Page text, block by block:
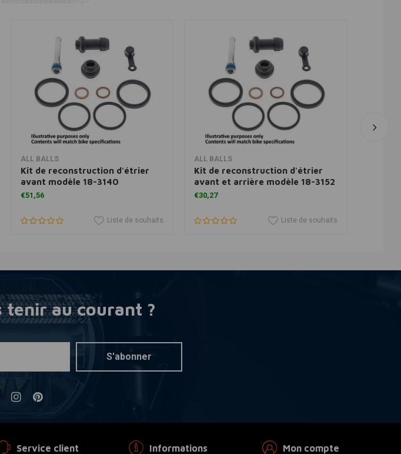
Ajouter au panier
ALL BALLS
Kit de reconstruction d'étrier
avant modèle 18-3140
€51,56
Liste de souhaits
Ajouter au panier
ALL BALLS
Kit de reconstruction d'étrier
avant et arrière modèle 18-3152
€30,27
Liste de souhaits
tenir au courant ?
S'abonner
Service client Informations Mon compte